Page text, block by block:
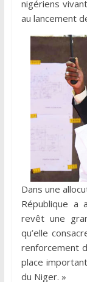
nigériens
au lancement
Dans une
République a
revêt une
qu’elle
renforcement
place
du Niger. »